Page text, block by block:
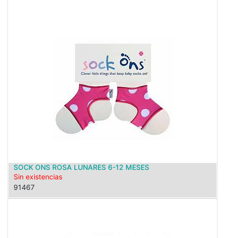
SOCK ONS ROSA LUNARES 6-12 MESES
Sin existencias
91467